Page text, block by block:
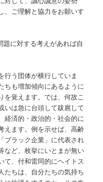
、ご理解と協力をお願いす
題に対する考えがあれば自
行う団体が横行していま
ちも増加傾向にあるように
を覚えます。では、何故こ
いは急に台頭して跋扈して
経済的・政治的・社会的に
えます。例を示せば、高齢
ブラック企業」に代表され
など、枚挙にいとまが無い
て、付和雷同的にヘイトス
たちは、自分たちの気持ち